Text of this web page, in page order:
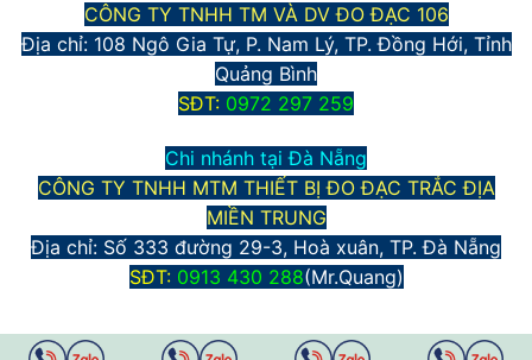
CÔNG TY TNHH TM VÀ DV ĐO ĐẠC 106
Địa chỉ: 108 Ngô Gia Tự, P. Nam Lý, TP. Đồng Hới, Tỉnh
Quảng Bình
SĐT: 0972 297 259
Chi nhánh tại Đà Nẵng
CÔNG TY TNHH MTM THIẾT BỊ ĐO ĐẠC TRẮC ĐỊA
MIỀN TRUNG
Địa chỉ: Số 333 đường 29-3, Hoà xuân, TP. Đà Nẵng
SĐT: 0913 430 288(Mr.Quang)